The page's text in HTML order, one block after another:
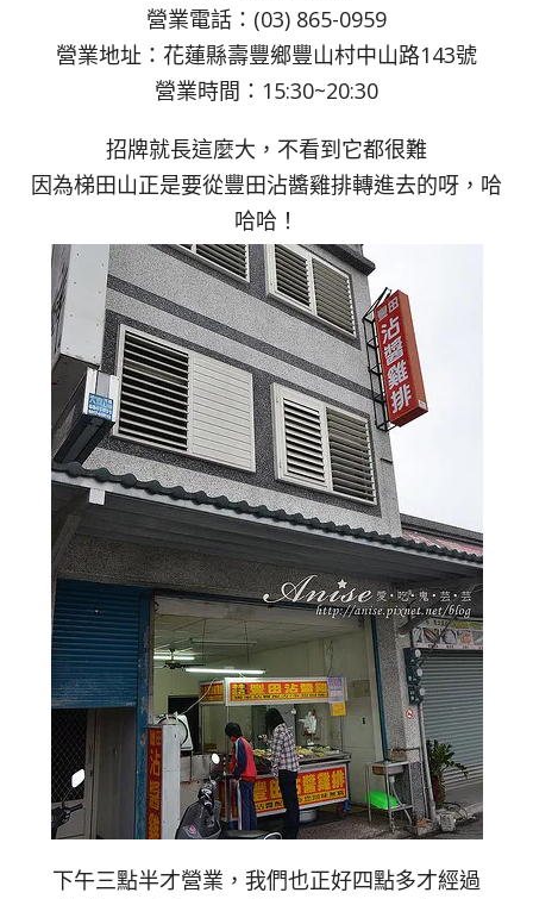
營業電話：(03) 865-0959
營業地址：花蓮縣壽豐鄉豐山村中山路143號
營業時間：15:30~20:30
招牌就長這麼大，不看到它都很難
因為梯田山正是要從豐田沾醬雞排轉進去的呀，哈
哈哈！
下午三點半才營業，我們也正好四點多才經過